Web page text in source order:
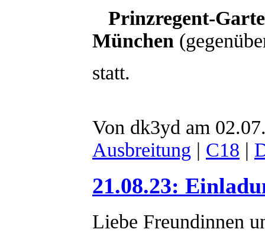
Prinzregent-
München
statt.
Von dk3yd am
Ausbreitung | C18 |
21.08.23:
Liebe Freundinnen